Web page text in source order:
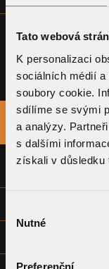
Tato webová
K personalizaci
sociálních médií
soubory cookie.
sdílíme se svými
a analýzy.
s dalšími
získali v důsledku
souhlasu
Nutné
Preferenční
TITLE
DOWNLOAD